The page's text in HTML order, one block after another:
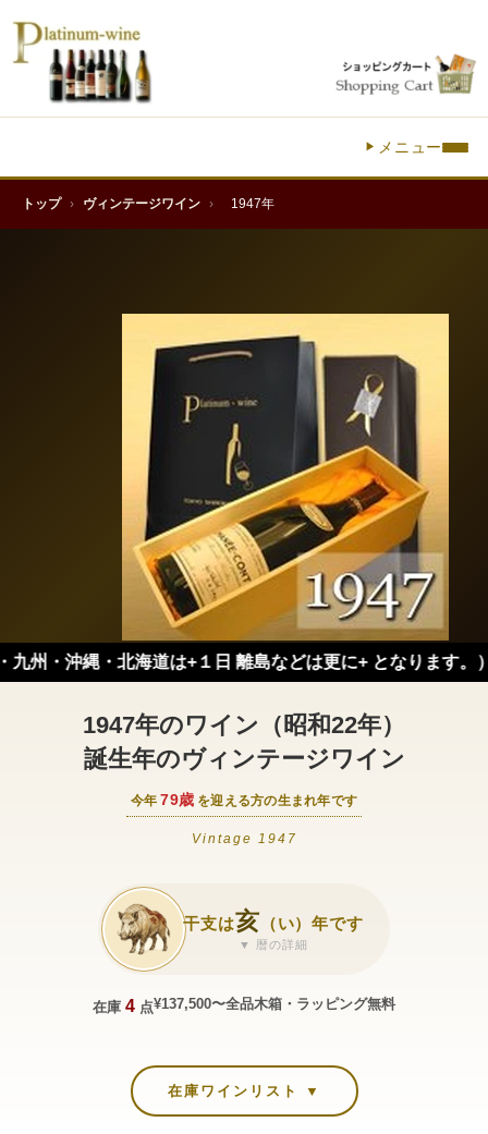
メニュー
トップ › ヴィンテージワイン › 1947年
・北海道は+１日 離島などは更に+ となります。）
1947年のワイン（昭和22年）
誕生年のヴィンテージワイン
今年 79歳 を迎える方の生まれ年です
Vintage 1947
干支は亥 （い）年です
▼ 暦の詳細
在庫 4 点¥137,500〜全品木箱・ラッピング無料
在庫ワインリスト ▼